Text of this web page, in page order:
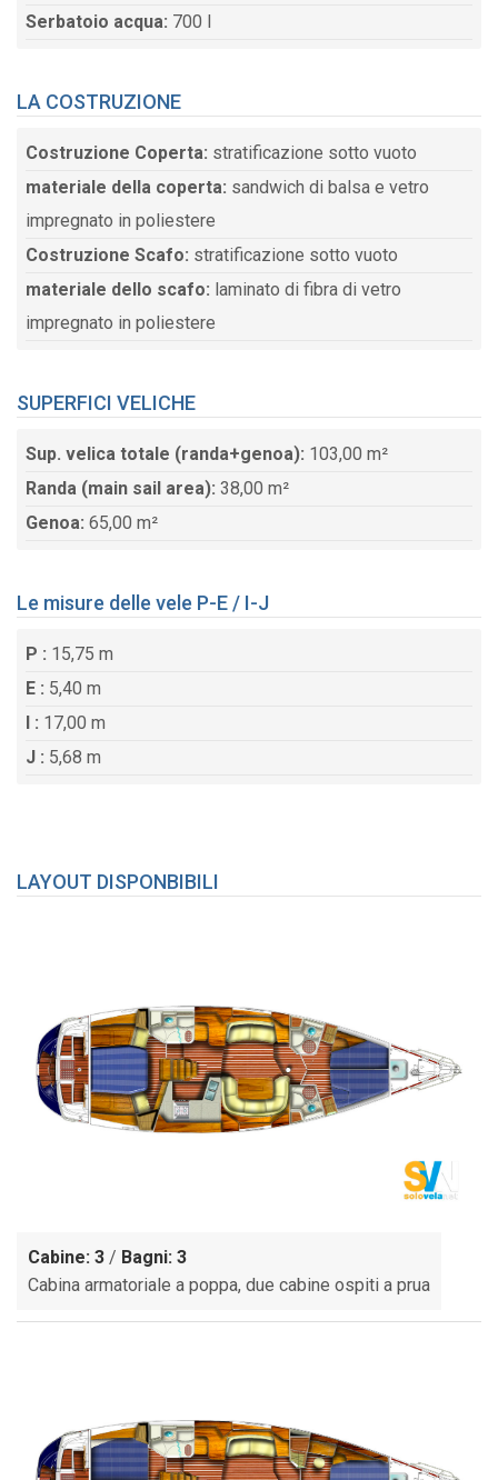
Serbatoio acqua: 700 l
LA COSTRUZIONE
Costruzione Coperta: stratificazione sotto vuoto
materiale della coperta: sandwich di balsa e vetro
impregnato in poliestere
Costruzione Scafo: stratificazione sotto vuoto
materiale dello scafo: laminato di fibra di vetro
impregnato in poliestere
SUPERFICI VELICHE
Sup. velica totale (randa+genoa): 103,00 m²
Randa (main sail area): 38,00 m²
Genoa: 65,00 m²
Le misure delle vele P-E / I-J
P : 15,75 m
E : 5,40 m
I : 17,00 m
J : 5,68 m
LAYOUT DISPONBIBILI
Cabine: 3 / Bagni: 3
Cabina armatoriale a poppa, due cabine ospiti a prua